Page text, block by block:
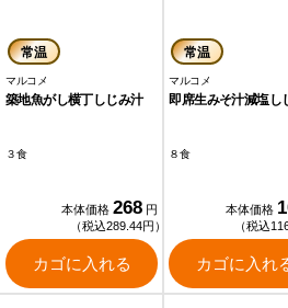
常温
マルコメ
築地魚がし横丁しじみ汁
３食
本体価格 268 円
（税込289.44円）
カゴに入れる
常温
マルコメ
即席生みそ汁減塩し
８食
本体価格
（税込
カゴに入れ